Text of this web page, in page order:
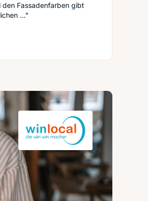
wann Sie professionelle Hilfe aufsuchen
den Fassadenfarben gibt
..."
und wofür? Das Einmaleins der Farben,